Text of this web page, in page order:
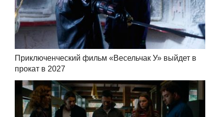
Приключенческий фильм «Весельчак У» выйдет в
прокат в 2027